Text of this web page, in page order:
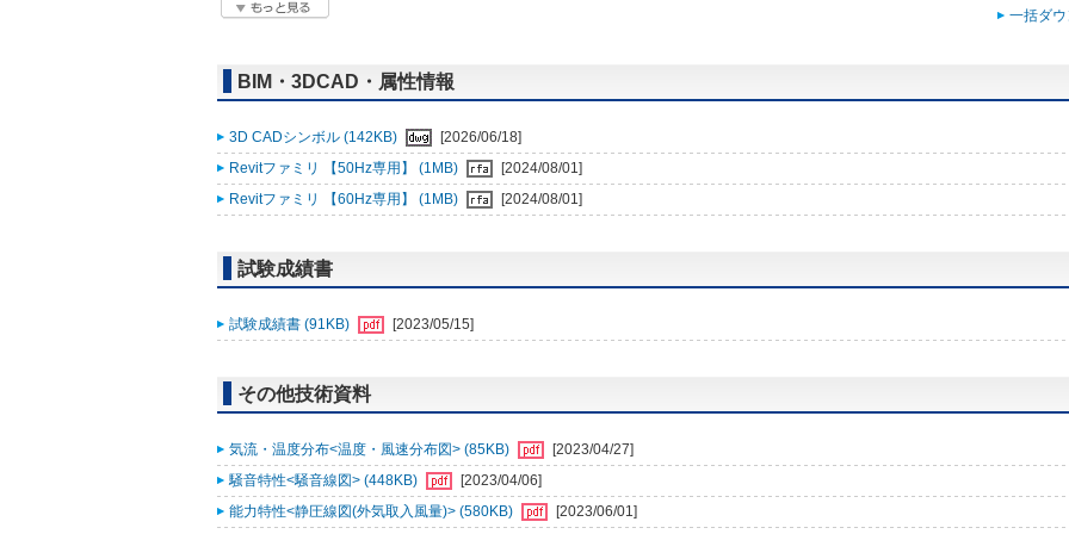
一括ダ
BIM・3DCAD・属性情報
3D CADシンボル (142KB)
[2026/06/18]
Revitファミリ 【50Hz専用】 (1MB)
[2024/08/01]
Revitファミリ 【60Hz専用】 (1MB)
[2024/08/01]
試験成績書
試験成績書 (91KB) [2023/05/15]
その他技術資料
気流・温度分布<温度・風速分布図> (85KB)
[2023/04/27]
騒音特性<騒音線図> (448KB)
[2023/04/06]
能力特性<静圧線図(外気取入風量)> (580KB)
[2023/06/01]